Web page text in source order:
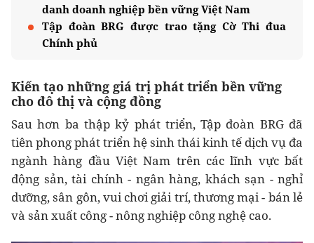
danh doanh nghiệp bền vững Việt Nam
Tập đoàn BRG được trao tặng Cờ Thi đua
Chính phủ
Kiến tạo những giá trị phát triển bền vững
cho đô thị và cộng đồng
Sau hơn ba thập kỷ phát triển, Tập đoàn BRG đã
tiên phong phát triển hệ sinh thái kinh tế dịch vụ đa
ngành hàng đầu Việt Nam trên các lĩnh vực bất
động sản, tài chính - ngân hàng, khách sạn - nghỉ
dưỡng, sân gôn, vui chơi giải trí, thương mại - bán lẻ
và sản xuất công - nông nghiệp công nghệ cao.